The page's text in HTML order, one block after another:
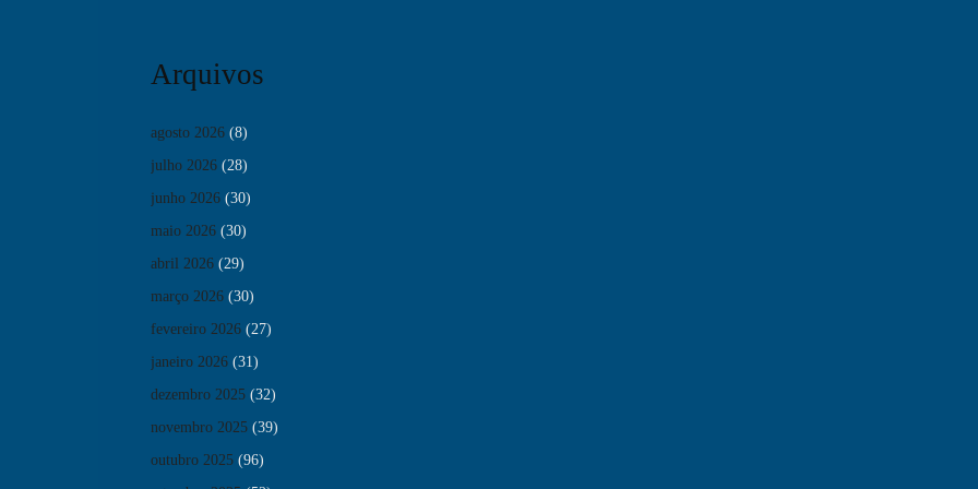
Arquivos
agosto 2026 (8)
julho 2026 (28)
junho 2026 (30)
maio 2026 (30)
abril 2026 (29)
março 2026 (30)
fevereiro 2026 (27)
janeiro 2026 (31)
dezembro 2025 (32)
novembro 2025 (39)
outubro 2025 (96)